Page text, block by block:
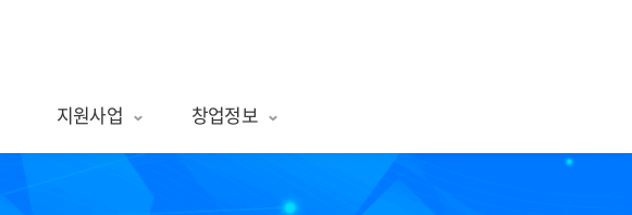
지원사업 창업정보